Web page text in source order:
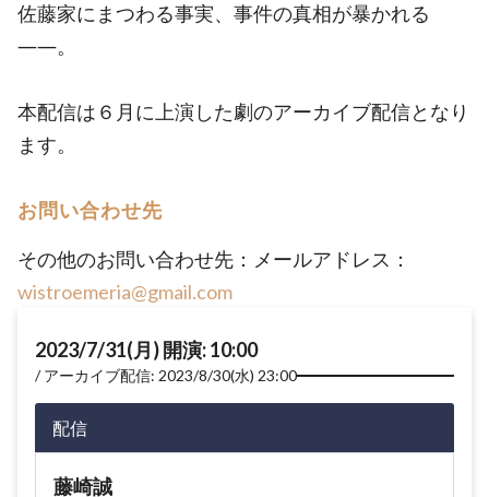
佐藤家にまつわる事実、事件の真相が暴かれる
――。
本配信は６月に上演した劇のアーカイブ配信となり
ます。
お問い合わせ先
その他のお問い合わせ先：メールアドレス：
wistroemeria@gmail.com
2023/7/31(月) 開演: 10:00
アーカイブ配信: 2023/8/30(水) 23:00
配信
藤崎誠